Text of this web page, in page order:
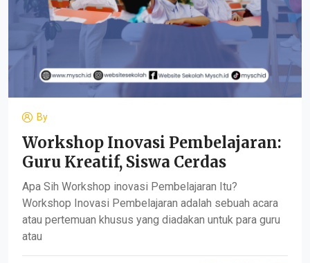
By
Workshop Inovasi Pembelajaran:
Guru Kreatif, Siswa Cerdas
Apa Sih Workshop inovasi Pembelajaran Itu?
Workshop Inovasi Pembelajaran adalah sebuah acara
atau pertemuan khusus yang diadakan untuk para guru
atau